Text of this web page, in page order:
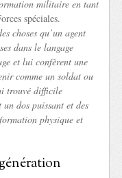
militaire en tant
spéciales.
choses qu’un agent
dans le langage
et lui confèrent une
comme un soldat ou
trouvé difficile
dos puissant et des
physique et